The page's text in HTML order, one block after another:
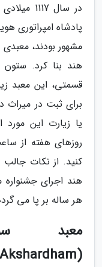
در سال
پادشاه امپراتوری
مشهور بودند، معبدی
قسمتی، این معبد
برای ثبت در میراث
یا زیارت این
کنید. از نکات جالب
هند اجرای
هر ساله بر پا می
معبد